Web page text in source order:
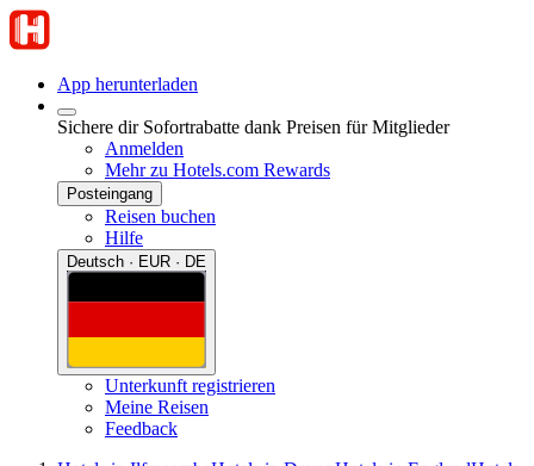
App herunterladen
Sichere dir Sofortrabatte dank Preisen für Mitglieder
Anmelden
Mehr zu Hotels.com Rewards
Posteingang
Reisen buchen
Hilfe
Deutsch · EUR · DE
Unterkunft registrieren
Meine Reisen
Feedback